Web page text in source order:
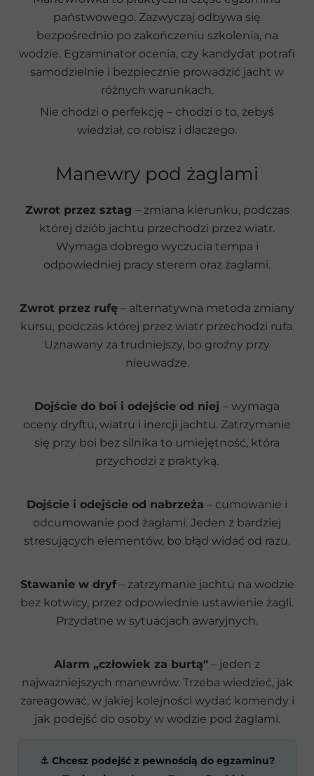
państwowego. Zazwyczaj odbywa się
bezpośrednio po zakończeniu szkolenia, na
wodzie. Egzaminator ocenia, czy kandydat potrafi
samodzielnie i bezpiecznie prowadzić jacht w
różnych warunkach.
Nie chodzi o perfekcję – chodzi o to, żebyś
wiedział, co robisz i dlaczego.
Manewry pod żaglami
Zwrot przez sztag – zmiana kierunku, podczas
której dziób jachtu przechodzi przez wiatr.
Wymaga dobrego wyczucia tempa i
odpowiedniej pracy sterem oraz żaglami.
Zwrot przez rufę – alternatywna metoda zmiany
kursu, podczas której przez wiatr przechodzi rufa.
Uznawany za trudniejszy, bo groźny przy
nieuwadze.
Dojście do boi i odejście od niej – wymaga
oceny dryftu, wiatru i inercji jachtu. Zatrzymanie
się przy boi bez silnika to umiejętność, która
przychodzi z praktyką.
Dojście i odejście od nabrzeża – cumowanie i
odcumowanie pod żaglami. Jeden z bardziej
stresujących elementów, bo błąd widać od razu.
Stawanie w dryf– zatrzymanie jachtu na wodzie
bez kotwicy, przez odpowiednie ustawienie żagli.
Przydatne w sytuacjach awaryjnych.
Alarm „człowiek za burtą" – jeden z
najważniejszych manewrów. Trzeba wiedzieć, jak
zareagować, w jakiej kolejności wydać komendy i
jak podejść do osoby w wodzie pod żaglami.
⚓ Chcesz podejść z pewnością do egzaminu?